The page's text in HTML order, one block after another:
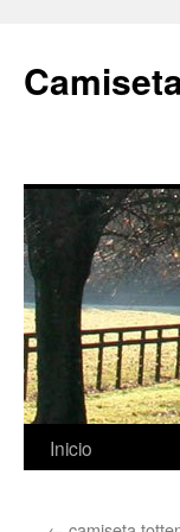
Saltar
Inicio